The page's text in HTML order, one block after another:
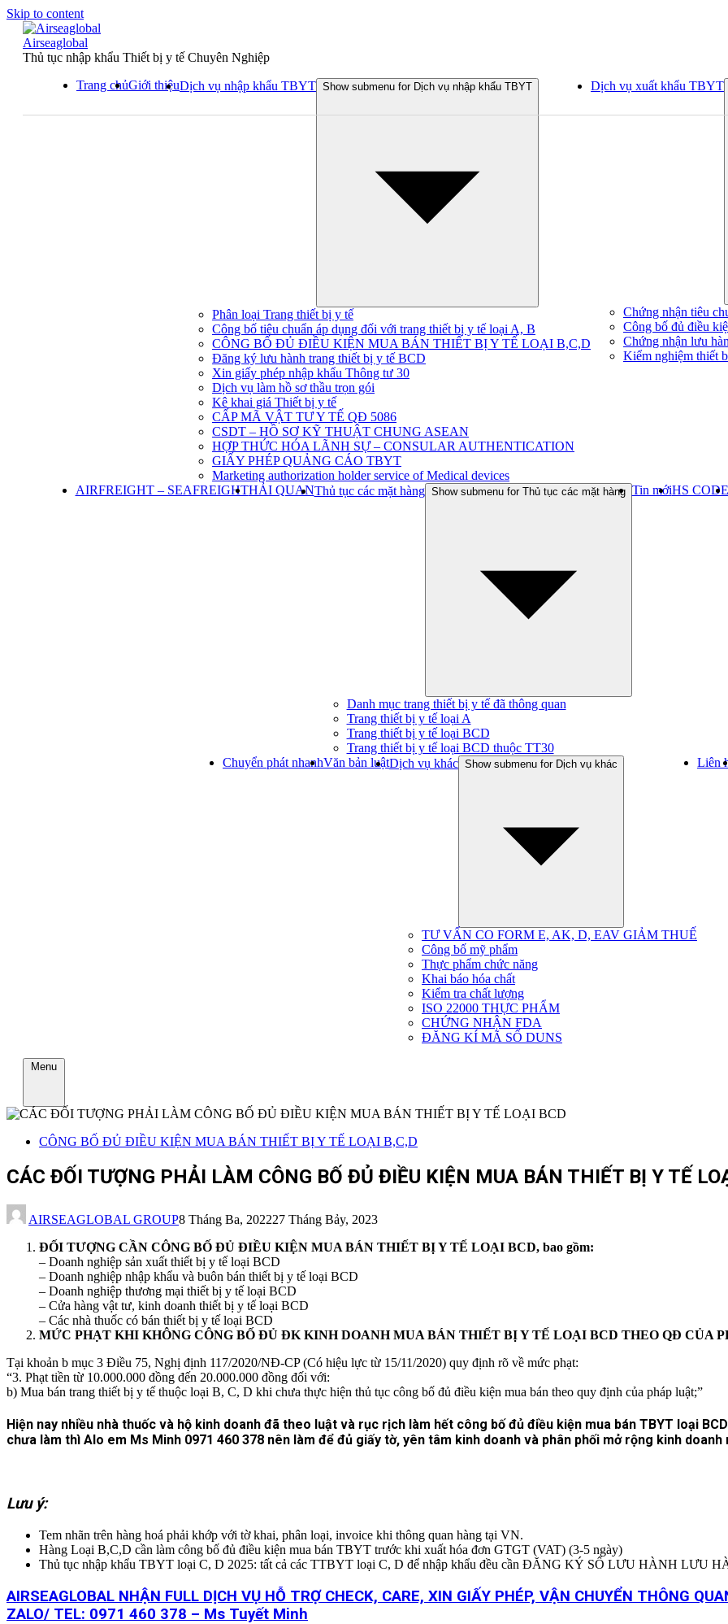
Skip to content
Airseaglobal
Thủ tục nhập khẩu Thiết bị y tế Chuyên Nghiệp
Trang chủGiới thiệuDịch vụ nhập khẩu TBYT Show submenu for Dịch vụ nhập khẩu TBYT
Phân loại Trang thiết bị y tế
Công bố tiêu chuẩn áp dụng đối với trang thiết bị y tế loại A, B
CÔNG BỐ ĐỦ ĐIỀU KIỆN MUA BÁN THIẾT BỊ Y TẾ LOẠI B,C,D
Đăng ký lưu hành trang thiết bị y tế BCD
Xin giấy phép nhập khẩu Thông tư 30
Dịch vụ làm hồ sơ thầu trọn gói
Kê khai giá Thiết bị y tế
CẤP MÃ VẬT TƯ Y TẾ QĐ 5086
CSDT – HỒ SƠ KỸ THUẬT CHUNG ASEAN
HỢP THỨC HÓA LÃNH SỰ – CONSULAR AUTHENTICATION
GIẤY PHÉP QUẢNG CÁO TBYT
Marketing authorization holder service of Medical devices
Dịch vụ xuất khẩu TBYT
Chứng nhận tiêu
Công bố đủ điều
Chứng nhận lưu
Kiểm nghiệm thiết
AIRFREIGHT – SEAFREIGHTHẢI QUANThủ tục các mặt hàng Show submenu for Thủ tục các mặt hàng
Danh mục trang thiết bị y tế đã thông quan
Trang thiết bị y tế loại A
Trang thiết bị y tế loại BCD
Trang thiết bị y tế loại BCD thuộc TT30
Tin mớiHS CODE
Chuyển phát nhanhVăn bản luậtDịch vụ khác Show submenu for Dịch vụ khác
TƯ VẤN CO FORM E, AK, D, EAV GIẢM THUẾ
Công bố mỹ phẩm
Thực phẩm chức năng
Khai báo hóa chất
Kiểm tra chất lượng
ISO 22000 THỰC PHẨM
CHỨNG NHẬN FDA
ĐĂNG KÍ MÃ SỐ DUNS
Liên
Menu
CÔNG BỐ ĐỦ ĐIỀU KIỆN MUA BÁN THIẾT BỊ Y TẾ LOẠI B,C,D
CÁC ĐỐI TƯỢNG PHẢI LÀM CÔNG BỐ ĐỦ ĐIỀU KIỆN MUA BÁN THIẾT BỊ Y TẾ
AIRSEAGLOBAL GROUP8 Tháng Ba, 202227 Tháng Bảy, 2023
ĐỐI TƯỢNG CẦN CÔNG BỐ ĐỦ ĐIỀU KIỆN MUA BÁN THIẾT BỊ Y TẾ LOẠI BCD, bao gồm:
– Doanh nghiệp sản xuất thiết bị y tế loại BCD
– Doanh nghiệp nhập khẩu và buôn bán thiết bị y tế loại BCD
– Doanh nghiệp thương mại thiết bị y tế loại BCD
– Cửa hàng vật tư, kinh doanh thiết bị y tế loại BCD
– Các nhà thuốc có bán thiết bị y tế loại BCD
MỨC PHẠT KHI KHÔNG CÔNG BỐ ĐỦ ĐK KINH DOANH MUA BÁN THIẾT BỊ Y TẾ LOẠI BCD THEO QĐ CỦA
Tại khoản b mục 3 Điều 75, Nghị định 117/2020/NĐ-CP (Có hiệu lực từ 15/11/2020) quy định rõ về mức phạt:
“3. Phạt tiền từ 10.000.000 đồng đến 20.000.000 đồng đối với:
b) Mua bán trang thiết bị y tế thuộc loại B, C, D khi chưa thực hiện thủ tục công bố đủ điều kiện mua bán theo quy định của pháp luật;”
Hiện nay nhiều nhà thuốc và hộ kinh doanh đã theo luật và rục rịch làm hết công bố đủ điều kiện mua bán TBYT loại
chưa làm thì Alo em Ms Minh 0971 460 378 nên làm để đủ giấy tờ, yên tâm kinh doanh và phân phối mở rộng kinh
Lưu ý:
Tem nhãn trên hàng hoá phải khớp với tờ khai, phân loại, invoice khi thông quan hàng tại VN.
Hàng Loại B,C,D cần làm công bố đủ điều kiện mua bán TBYT trước khi xuất hóa đơn GTGT (VAT) (3-5 ngày)
Thủ tục nhập khẩu TBYT loại C, D 2025: tất cả các TTBYT loại C, D để nhập khẩu đều cần ĐĂNG KÝ SỐ LƯU HÀNH LƯU
AIRSEAGLOBAL NHẬN FULL DỊCH VỤ HỖ TRỢ CHECK, CARE, XIN GIẤY PHÉP, VẬN CHUYỂN THÔNG
ZALO/ TEL: 0971 460 378 – Ms Tuyết Minh